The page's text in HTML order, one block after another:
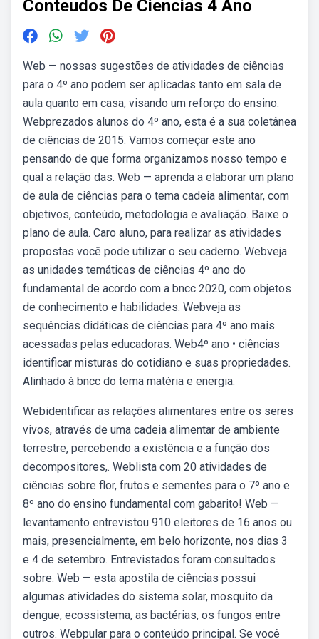
Conteudos De Ciencias 4 Ano
Web — nossas sugestões de atividades de ciências
para o 4º ano podem ser aplicadas tanto em sala de
aula quanto em casa, visando um reforço do ensino.
Webprezados alunos do 4º ano, esta é a sua coletânea
de ciências de 2015. Vamos começar este ano
pensando de que forma organizamos nosso tempo e
qual a relação das. Web — aprenda a elaborar um plano
de aula de ciências para o tema cadeia alimentar, com
objetivos, conteúdo, metodologia e avaliação. Baixe o
plano de aula. Caro aluno, para realizar as atividades
propostas você pode utilizar o seu caderno. Webveja
as unidades temáticas de ciências 4º ano do
fundamental de acordo com a bncc 2020, com objetos
de conhecimento e habilidades. Webveja as
sequências didáticas de ciências para 4º ano mais
acessadas pelas educadoras. Web4º ano • ciências
identificar misturas do cotidiano e suas propriedades.
Alinhado à bncc do tema matéria e energia.
Webidentificar as relações alimentares entre os seres
vivos, através de uma cadeia alimentar de ambiente
terrestre, percebendo a existência e a função dos
decompositores,. Weblista com 20 atividades de
ciências sobre flor, frutos e sementes para o 7º ano e
8º ano do ensino fundamental com gabarito! Web —
levantamento entrevistou 910 eleitores de 16 anos ou
mais, presencialmente, em belo horizonte, nos dias 3
e 4 de setembro. Entrevistados foram consultados
sobre. Web — esta apostila de ciências possui
algumas atividades do sistema solar, mosquito da
dengue, ecossistema, as bactérias, os fungos entre
outros. Webpular para o conteúdo principal. Se você